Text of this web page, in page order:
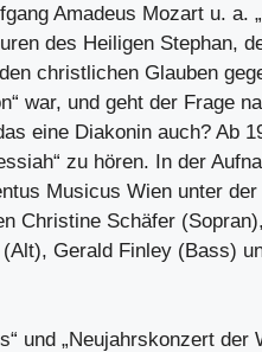
Amadeus Mozart u. a.
des Heiligen Stephan,
christlichen Glauben
war, und geht der Frage
eine Diakonin auch? Ab
zu hören. In der
Musicus Wien unter
Christine Schäfer
Gerald Finley (Bass)
und „Neujahrskonzert der